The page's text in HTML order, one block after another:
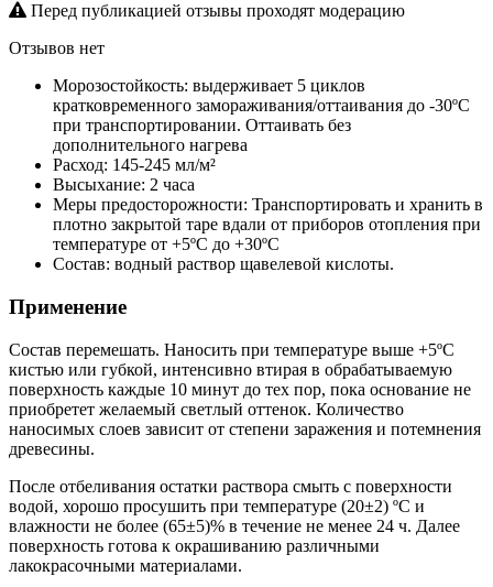
Перед публикацией отзывы проходят модерацию
Отзывов нет
Морозостойкость: выдерживает 5 циклов
кратковременного замораживания/оттаивания до -30ºС
при транспортировании. Оттаивать без
дополнительного нагрева
Расход: 145-245 мл/м²
Высыхание: 2 часа
Меры предосторожности: Транспортировать и хранить в
плотно закрытой таре вдали от приборов отопления при
температуре от +5ºС до +30ºС
Состав: водный раствор щавелевой кислоты.
Применение
Состав перемешать. Наносить при температуре выше +5ºС
кистью или губкой, интенсивно втирая в обрабатываемую
поверхность каждые 10 минут до тех пор, пока основание не
приобретет желаемый светлый оттенок. Количество
наносимых слоев зависит от степени заражения и потемнения
древесины.
После отбеливания остатки раствора смыть с поверхности
водой, хорошо просушить при температуре (20±2) ºС и
влажности не более (65±5)% в течение не менее 24 ч. Далее
поверхность готова к окрашиванию различными
лакокрасочными материалами.